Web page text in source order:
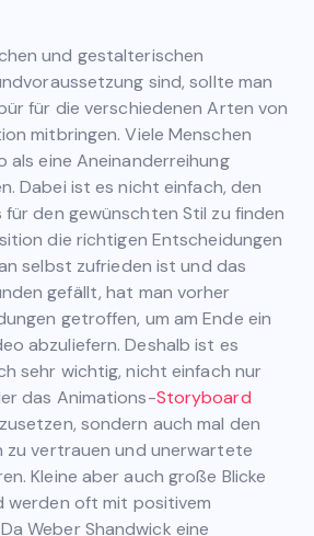
und gestalterischen
sind, sollte man
für die verschiedenen Arten von
mitbringen. Viele Menschen
als eine Aneinanderreihung
Dabei ist es nicht einfach, den
den gewünschten Stil zu finden
die richtigen Entscheidungen
selbst zufrieden ist und das
gefällt, hat man vorher
getroffen, um am Ende ein
abzuliefern. Deshalb ist es
sehr wichtig, nicht einfach nur
das Animations-Storyboard
sondern auch mal den
zu vertrauen und unerwartete
Kleine aber auch große Blicke
werden oft mit positivem
Weber Shandwick eine